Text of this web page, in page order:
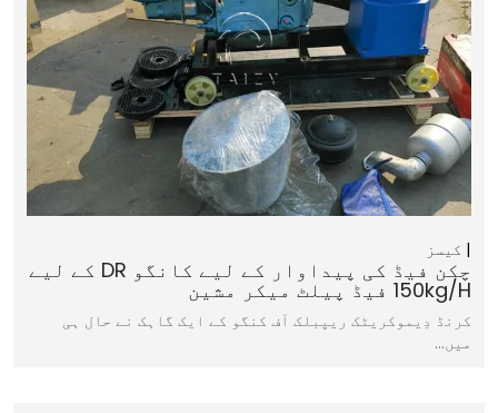
کیسز
چکن فیڈ کی پیداوار کے لیے کانگو DR کے لیے
150kg/h فیڈ پیلٹ میکر مشین
کرنڈ دِیموکریٹک ریپبلک آف کنگو کے ایک گاہک نے حال ہی
میں…